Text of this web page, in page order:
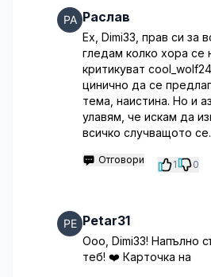
Раслав
Ех, Dimi33, прав си за
гледам колко хора се
критикуват
цинично да се
тема, наистина. Но и
улавям, че искам да
всичко случващото
Отговори 1 0
Petar31
Ооо, Dimi33! Напълно
теб! ❤️ Карточка на